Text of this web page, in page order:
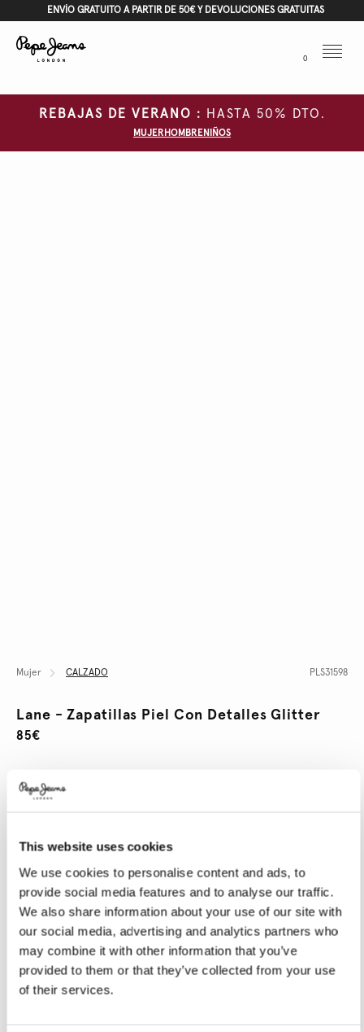
This website uses cookies
We use cookies to personalise content and ads, to
provide social media features and to analyse our traffic.
We also share information about your use of our site with
our social media, advertising and analytics partners who
may combine it with other information that you’ve
provided to them or that they’ve collected from your use
of their services.
ENVÍO GRATUITO A PARTIR DE 50€ Y DEVOLUCIONES GRATUITAS
0
Menu
REBAJAS DE VERANO : HASTA 50% DTO.
MUJER HOMBRENIÑOS
Mujer CALZADO PLS31598
Lane - Zapatillas Piel Con Detalles Glitter
85€
Variations
COLORES:
36 37 38 39 40
Altura modelo: 1.75 m
Guía de tallas